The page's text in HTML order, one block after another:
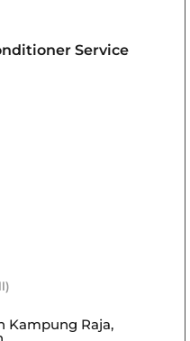
Service
Kampung Raja,